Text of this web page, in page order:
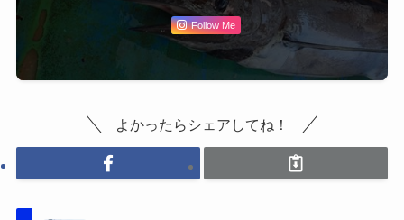
Follow Me
よかったらシェアしてね！